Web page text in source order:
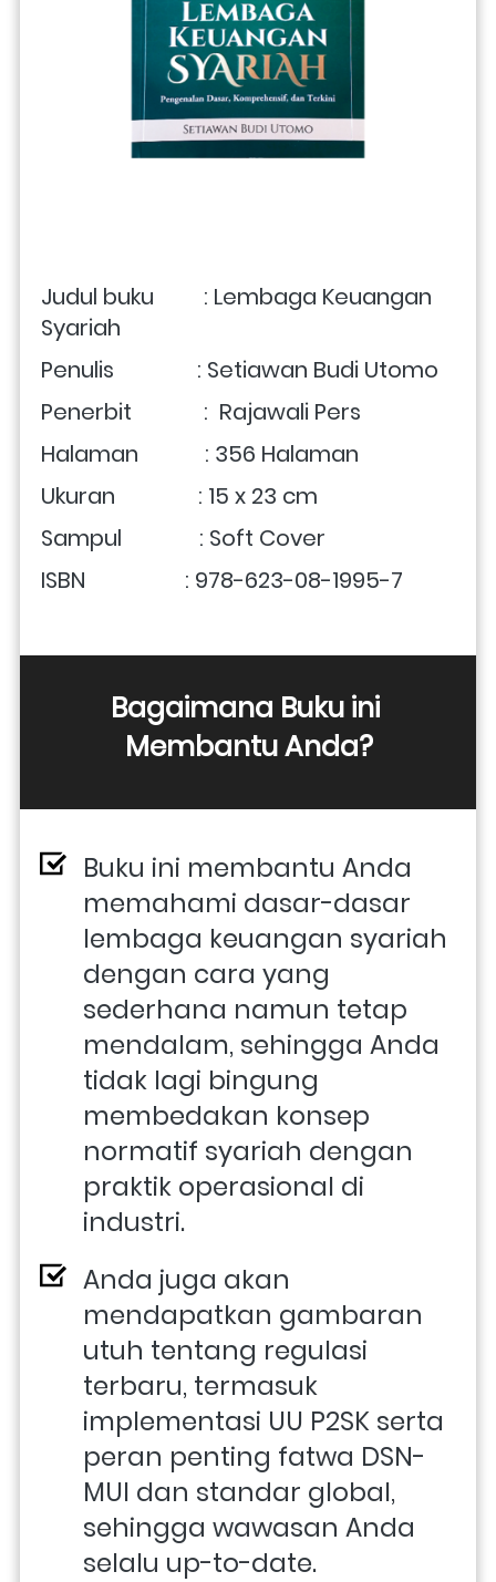
Judul buku         : Lembaga Keuangan
Syariah
Penulis               : Setiawan Budi Utomo
Penerbit             :  Rajawali Pers
Halaman            : 356 Halaman
Ukuran               : 15 x 23 cm
Sampul              : Soft Cover
ISBN                  : 978-623-08-1995-7
Bagaimana Buku ini
Membantu Anda?
Buku ini membantu Anda
memahami dasar-dasar
lembaga keuangan syariah
dengan cara yang
sederhana namun tetap
mendalam, sehingga Anda
tidak lagi bingung
membedakan konsep
normatif syariah dengan
praktik operasional di
industri.
Anda juga akan
mendapatkan gambaran
utuh tentang regulasi
terbaru, termasuk
implementasi UU P2SK serta
peran penting fatwa DSN-
MUI dan standar global,
sehingga wawasan Anda
selalu up-to-date.